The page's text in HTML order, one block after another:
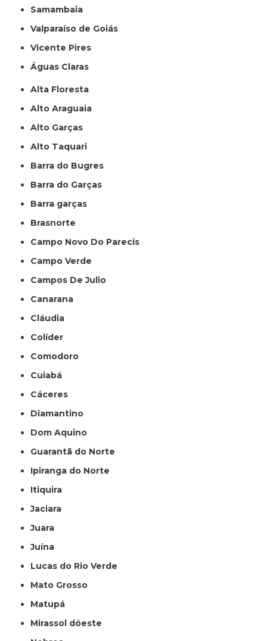
Samambaia
Valparaíso de Goiás
Vicente Pires
Águas Claras
Alta Floresta
Alto Araguaia
Alto Garças
Alto Taquari
Barra do Bugres
Barra do Garças
Barra garças
Brasnorte
Campo Novo Do Parecis
Campo Verde
Campos De Julio
Canarana
Cláudia
Colíder
Comodoro
Cuiabá
Cáceres
Diamantino
Dom Aquino
Guarantã do Norte
Ipiranga do Norte
Itiquira
Jaciara
Juara
Juína
Lucas do Rio Verde
Mato Grosso
Matupá
Mirassol dóeste